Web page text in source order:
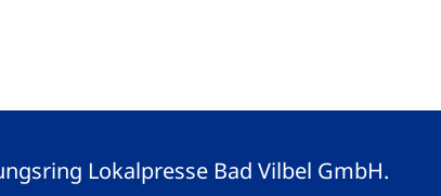
Lokalpresse Bad Vilbel GmbH.